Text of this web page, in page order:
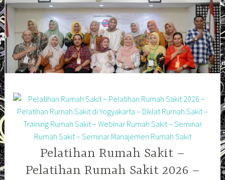
Skip
to
content
Pelatihan Rumah Sakit –
Pelatihan Rumah Sakit 2026 –